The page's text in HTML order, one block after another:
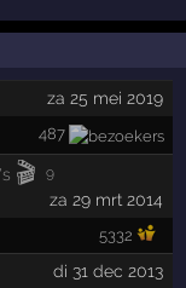
za 25 mei 2019
487
🎬 9
za 29 mrt 2014
5332
di 31 dec 2013